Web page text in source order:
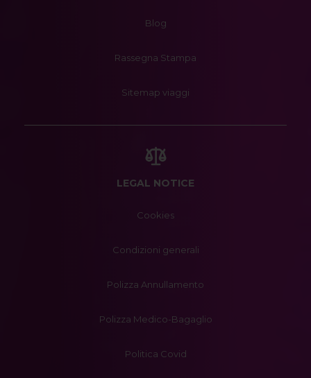
Blog
Rassegna Stampa
Sitemap viaggi
LEGAL NOTICE
Cookies
Condizioni generali
Polizza Annullamento
Polizza Medico-Bagaglio
Politica Covid